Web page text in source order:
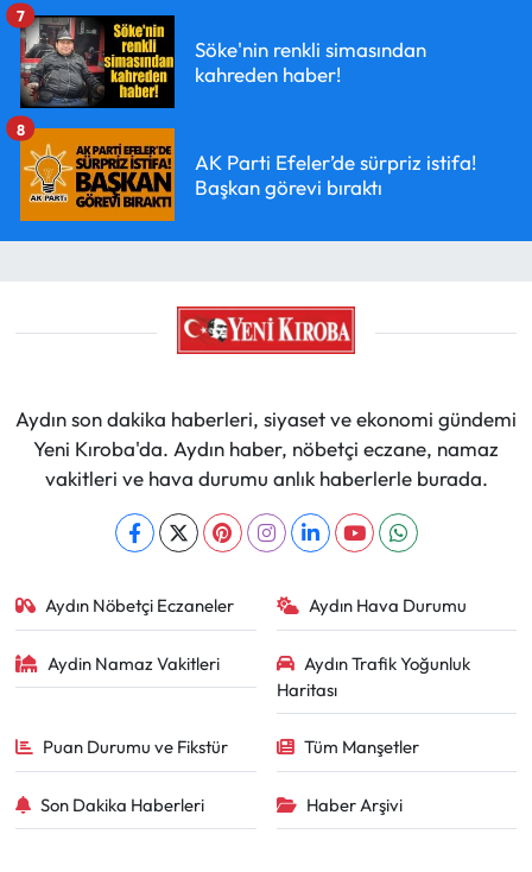
Söke'nin renkli simasından
kahreden haber!
7
AK Parti Efeler’de sürpriz istifa!
Başkan görevi bıraktı
8
Aydın son dakika haberleri, siyaset ve ekonomi gündemi
Yeni Kıroba'da. Aydın haber, nöbetçi eczane, namaz
vakitleri ve hava durumu anlık haberlerle burada.
Aydın Nöbetçi Eczaneler Aydın Hava Durumu
Aydin Namaz Vakitleri
Aydın Trafik Yoğunluk
Haritası
Puan Durumu ve Fikstür Tüm Manşetler
Son Dakika Haberleri Haber Arşivi